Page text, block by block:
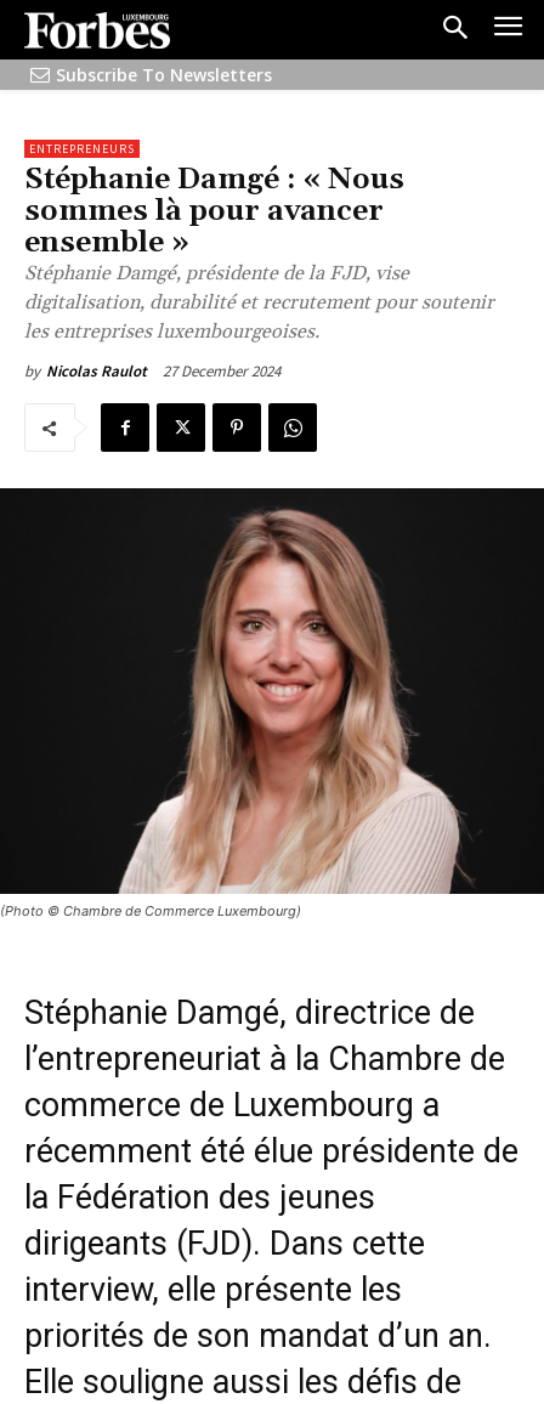
Subscribe To Newsletters
ENTREPRENEURS
Stéphanie Damgé : « Nous
sommes là pour avancer
ensemble »
Stéphanie Damgé, présidente de la FJD, vise
digitalisation, durabilité et recrutement pour soutenir
les entreprises luxembourgeoises.
by Nicolas Raulot 27 December 2024
(Photo © Chambre de Commerce Luxembourg)
Stéphanie Damgé, directrice de
l’entrepreneuriat à la Chambre de
commerce de Luxembourg a
récemment été élue présidente de
la Fédération des jeunes
dirigeants (FJD). Dans cette
interview, elle présente les
priorités de son mandat d’un an.
Elle souligne aussi les défis de